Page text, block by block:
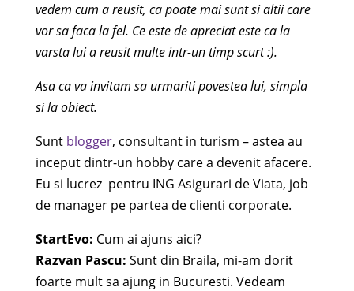
vedem cum a reusit, ca poate mai sunt si altii care
vor sa faca la fel. Ce este de apreciat este ca la
varsta lui a reusit multe intr-un timp scurt :).
Asa ca va invitam sa urmariti povestea lui, simpla
si la obiect.
Sunt blogger, consultant in turism – astea au
inceput dintr-un hobby care a devenit afacere.
Eu si lucrez pentru ING Asigurari de Viata, job
de manager pe partea de clienti corporate.
StartEvo: Cum ai ajuns aici?
Razvan Pascu: Sunt din Braila, mi-am dorit
foarte mult sa ajung in Bucuresti. Vedeam